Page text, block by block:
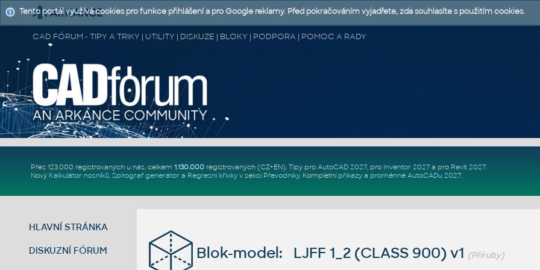
CAD FÓRUM - TIPY A TRIKY | UTILITY | DISKUZE | BLOKY | PODPORA | POMOC A RADY
Přes 123.000 registrovaných u nás, celkem 1.130.000registrovaných (CZ+EN). Tipy pro AutoCAD 2027, pro Inventor 2027a pro Revit 2027.
Nový Kalkulátor nosníků, Spirograf generátor a Regresní křivkyv sekci Převodníky. Kompletní příkazya proměnné AutoCADu 2027.
HLAVNÍ STRÁNKA
DISKUZNÍ FÓRUM Blok-model: LJFF 1_2 (CLASS 900) v1 (Příruby)
Tento portál využívá cookies pro funkce přihlášení a pro Google reklamy. Před pokračováním vyjadřete, zda souhlasíte s použitím cookies.